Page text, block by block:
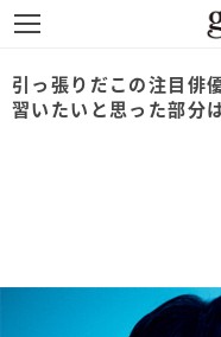
引っ張りだこの注目俳
習いたいと思った部分